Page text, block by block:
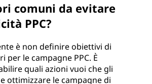
comuni da evitare
PPC?
è non definire obiettivi di
per le campagne PPC. È
quali azioni vuoi che gli
ottimizzare le campagne di